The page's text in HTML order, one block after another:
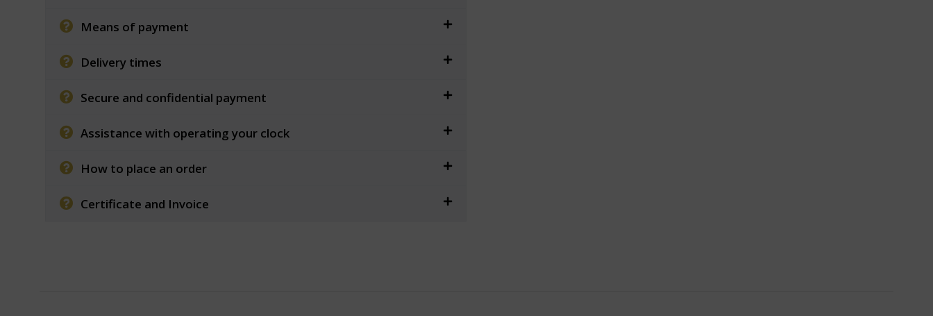
Means of payment
Delivery times
Secure and confidential payment
Assistance with operating your clock
How to place an order
Certificate and Invoice